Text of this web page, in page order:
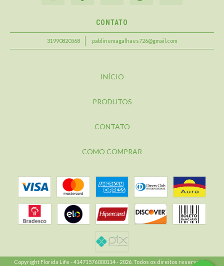
CONTATO
31990820568 pablinemagalhaes726@gmail.com
INÍCIO
PRODUTOS
CONTATO
COMO COMPRAR
Copyright Florida Life - 41471576000114 - 2026. Todos os direitos reservados.